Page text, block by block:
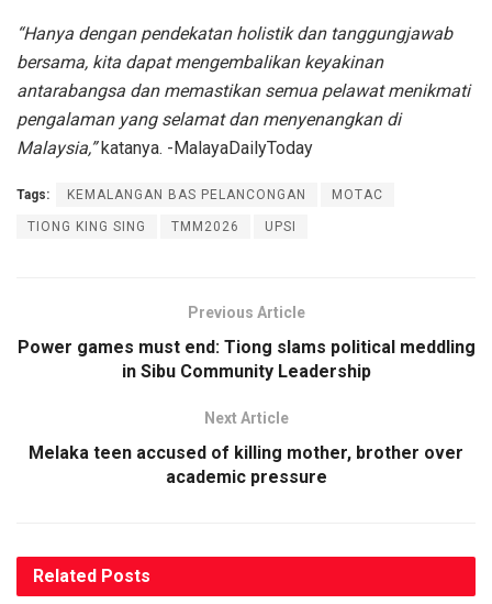
“Hanya dengan pendekatan holistik dan tanggungjawab
bersama, kita dapat mengembalikan keyakinan
antarabangsa dan memastikan semua pelawat menikmati
pengalaman yang selamat dan menyenangkan di
Malaysia,”katanya. -MalayaDailyToday
Tags: KEMALANGAN BAS PELANCONGAN MOTAC
TIONG KING SING TMM2026 UPSI
Previous Article
Power games must end: Tiong slams political meddling
in Sibu Community Leadership
Next Article
Melaka teen accused of killing mother, brother over
academic pressure
Related Posts